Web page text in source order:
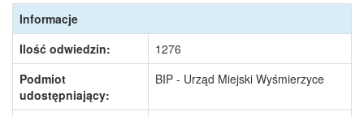
Informacje
Ilość odwiedzin:
1276
Podmiot
udostępniający:
BIP - Urząd Miejski Wyśmierzyce